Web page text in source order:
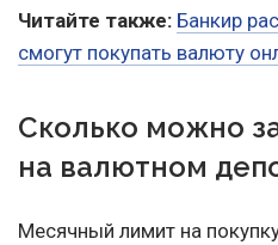
Читайте также: Банкир
смогут покупать валюту
Сколько можно
на валютном
Месячный лимит на